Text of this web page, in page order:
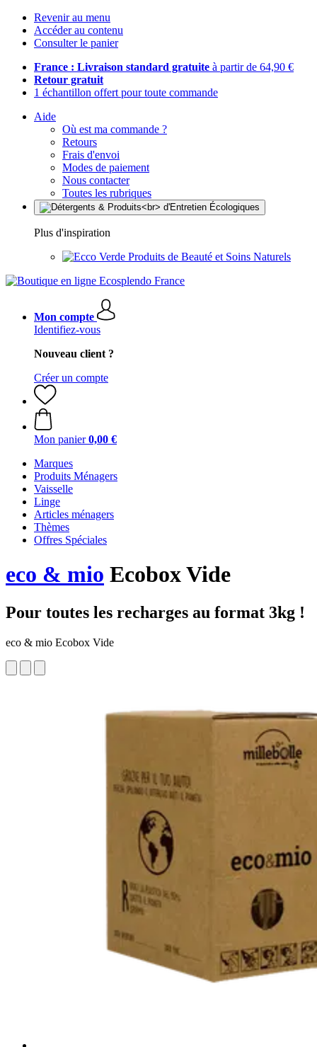
Revenir au menu
Accéder au contenu
Consulter le panier
France : Livraison standard gratuite à partir de 64,90 €
Retour gratuit
1 échantillon offert pour toute commande
Aide
Où est ma commande ?
Retours
Frais d'envoi
Modes de paiement
Nous contacter
Toutes les rubriques
Plus d'inspiration
Produits de Beauté et Soins Naturels
Mon compte
Identifiez-vous
Nouveau client ?
Créer un compte
Mon panier 0,00 €
Marques
Produits Ménagers
Vaisselle
Linge
Articles ménagers
Thèmes
Offres Spéciales
eco & mio Ecobox Vide
Pour toutes les recharges au format 3kg !
eco & mio Ecobox Vide